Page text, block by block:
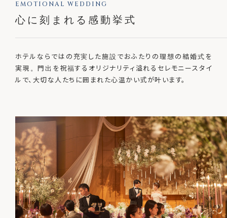
EMOTIONAL WEDDING
心に刻まれる感動挙式
ホテルならではの充実した施設でおふたりの理想の結婚式を
実現。門出を祝福するオリジナリティ溢れるセレモニースタイ
ルで、大切な人たちに囲まれた心温かい式が叶います。